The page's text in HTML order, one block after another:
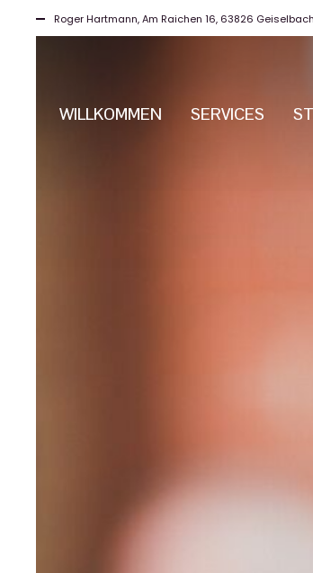
Roger Hartmann, Am Raichen 16, 63826 Geiselbach
WILLKOMMEN SERVICES